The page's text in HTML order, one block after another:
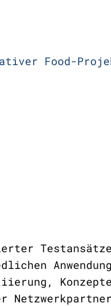
Food-